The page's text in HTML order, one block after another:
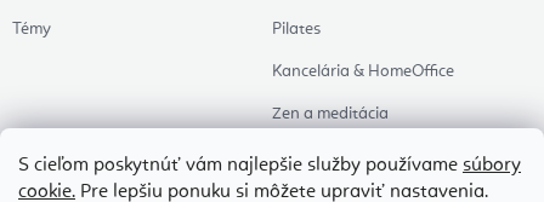
S cieľom poskytnúť vám najlepšie služby používame súbory
cookie. Pre lepšiu ponuku si môžete upraviť nastavenia.
Témy Pilates
Kancelária & HomeOffice
Zen a meditácia
Aromaterapia
Zdravý spánok